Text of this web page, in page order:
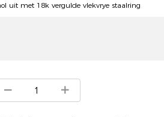
uit met 18k vergulde vlekvrye staalring